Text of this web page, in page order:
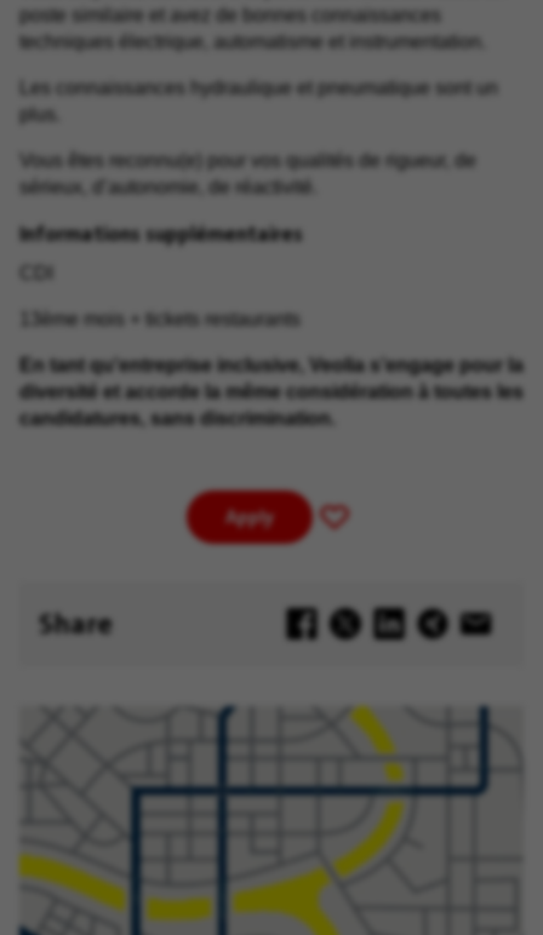
poste similaire et avez de bonnes connaissances
techniques électrique, automatisme et instrumentation.
Les connaissances hydraulique et pneumatique sont un
plus.
Vous êtes reconnu(e) pour vos qualités de rigueur, de
sérieux, d’autonomie, de réactivité.
Informations supplémentaires
13ème mois + tickets restaurants
En tant qu'entreprise inclusive, Veolia s’engage pour la
diversité et accorde la même considération à toutes les
candidatures, sans discrimination.
Apply
Save
Share